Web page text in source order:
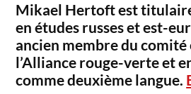
Mikael Hertoft est
en études russes et est-
ancien membre du comité
l’Alliance rouge-verte et
comme deuxième langue.